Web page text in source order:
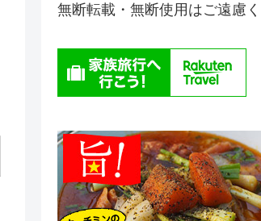
無断転載・無断使用はご遠慮く